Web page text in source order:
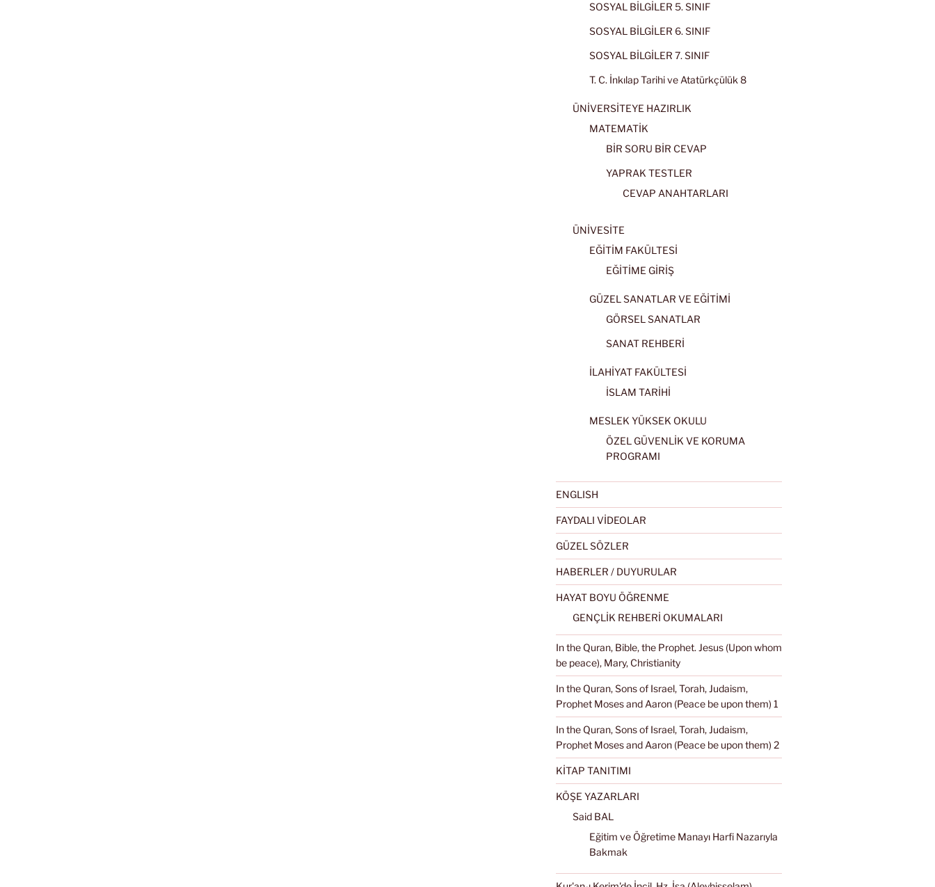
SOSYAL BİLGİLER 5. SINIF
SOSYAL BİLGİLER 6. SINIF
SOSYAL BİLGİLER 7. SINIF
T. C. İnkılap Tarihi ve Atatürkçülük 8
ÜNİVERSİTEYE HAZIRLIK
MATEMATİK
BİR SORU BİR CEVAP
YAPRAK TESTLER
CEVAP ANAHTARLARI
ÜNİVESİTE
EĞİTİM FAKÜLTESİ
EĞİTİME GİRİŞ
GÜZEL SANATLAR VE EĞİTİMİ
GÖRSEL SANATLAR
SANAT REHBERİ
İLAHİYAT FAKÜLTESİ
İSLAM TARİHİ
MESLEK YÜKSEK OKULU
ÖZEL GÜVENLİK VE KORUMA
PROGRAMI
ENGLISH
FAYDALI VİDEOLAR
GÜZEL SÖZLER
HABERLER / DUYURULAR
HAYAT BOYU ÖĞRENME
GENÇLİK REHBERİ OKUMALARI
In the Quran, Bible, the Prophet. Jesus (Upon whom
be peace), Mary, Christianity
In the Quran, Sons of Israel, Torah, Judaism,
Prophet Moses and Aaron (Peace be upon them) 1
In the Quran, Sons of Israel, Torah, Judaism,
Prophet Moses and Aaron (Peace be upon them) 2
KİTAP TANITIMI
KÖŞE YAZARLARI
Said BAL
Eğitim ve Öğretime Manayı Harfi Nazarıyla
Bakmak